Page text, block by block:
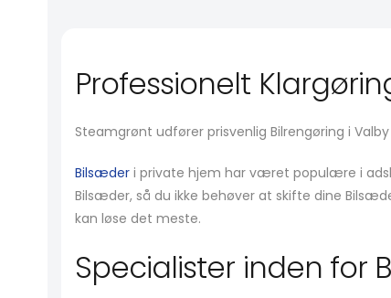
Professionelt
Steamgrønt udfører prisvenlig Bilrengøring i
Bilsæder i private hjem har været populære i
Bilsæder, så du ikke behøver at skifte dine
kan løse det meste.
Specialister inden for